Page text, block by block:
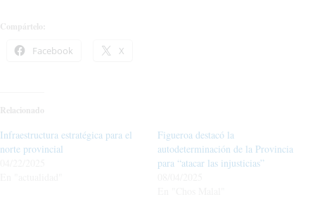
Compártelo:
Facebook X
Relacionado
Infraestructura estratégica para el
norte provincial
Figueroa destacó la
autodeterminación de la Provincia
para “atacar las injusticias”